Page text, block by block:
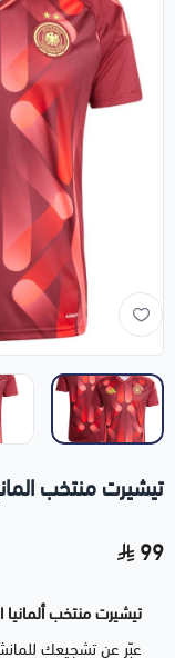
تيشيرت منتخب المانيا
99
تيشيرت منتخب ألمانيا
عبّر عن تشجيعك